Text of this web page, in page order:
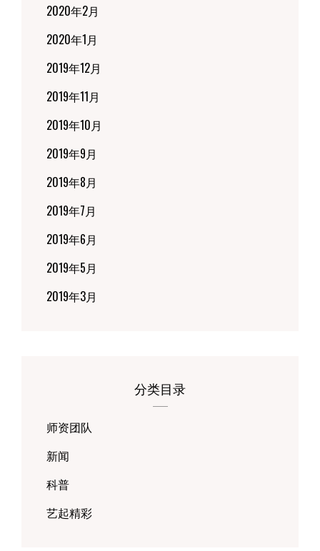
2020年2月
2020年1月
2019年12月
2019年11月
2019年10月
2019年9月
2019年8月
2019年7月
2019年6月
2019年5月
2019年3月
分类目录
师资团队
新闻
科普
艺起精彩